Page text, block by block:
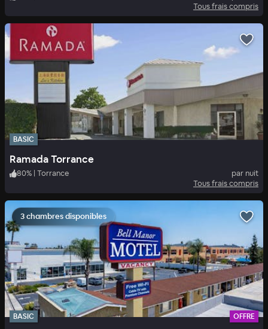
Tous frais compris
BASIC
Ramada Torrance
80% | Torrance
par nuit
Tous frais compris
3 chambres disponibles
BASIC OFFRE